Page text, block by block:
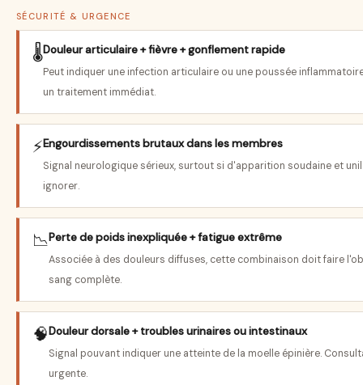
SÉCURITÉ & URGENCE
🌡️Douleur articulaire + fièvre + gonflement rapide
Peut indiquer une infection articulaire ou une poussée
un traitement immédiat.
⚡Engourdissements brutaux dans les membres
Signal neurologique sérieux, surtout si d'apparition soudaine et
ignorer.
📉Perte de poids inexpliquée + fatigue extrême
Associée à des douleurs diffuses, cette combinaison doit faire
sang complète.
🧠Douleur dorsale + troubles urinaires ou intestinaux
Signal pouvant indiquer une atteinte de la moelle épinière.
urgente.